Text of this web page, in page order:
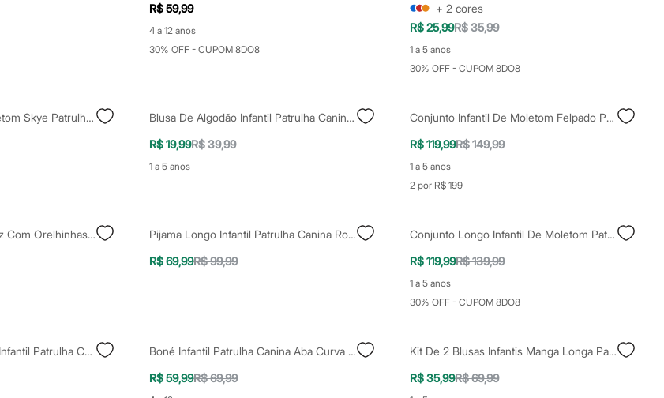
R$ 59,99
4 a 12 anos
30% OFF - CUPOM 8DO8
+ 2 cores
R$ 25,99R$ 35,99
1 a 5 anos
30% OFF - CUPOM 8DO8
Blusão Infantil De Moletom Skye Patrulha Canina Bege
Blusa De Algodão Infantil Patrulha Canina Manga Curta Com Babado Off White
R$ 19,99R$ 39,99
1 a 5 anos
Conjunto Infantil De Moletom Felpado Patrulha Canina Azul
R$ 119,99R$ 149,99
1 a 5 anos
2 por R$ 199
Camiseta Infantil Capuz Com Orelhinhas Patrulha Canina Azul
Pijama Longo Infantil Patrulha Canina Rosa
R$ 69,99R$ 99,99
Conjunto Longo Infantil De Moletom Patrulha Canina Verde
R$ 119,99R$ 139,99
1 a 5 anos
30% OFF - CUPOM 8DO8
Camiseta De Algodão Infantil Patrulha Canina Azul
Boné Infantil Patrulha Canina Aba Curva Azul
R$ 59,99R$ 69,99
Kit De 2 Blusas Infantis Manga Longa Patrulha Canina Colorida
R$ 35,99R$ 69,99